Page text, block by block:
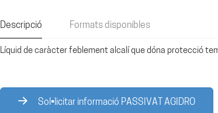
Descripció Formats disponibles
Líquid de caràcter feblement alcalí que dóna protecció
Sol•licitar informació PASSIVAT AGIDRO